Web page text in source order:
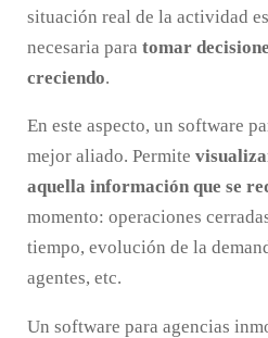
situación real de la actividad
necesaria para tomar
creciendo.
En este aspecto, un software
mejor aliado. Permite
aquella información que se
momento: operaciones
tiempo, evolución de la
agentes, etc.
Un software para agencias